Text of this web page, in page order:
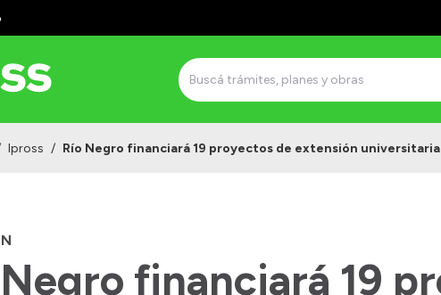
Ipross / Río Negro financiará 19 proyectos de extensión universitaria
financiará 19